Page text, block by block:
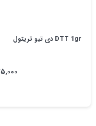
DTT 1gr دی تیو تریتول